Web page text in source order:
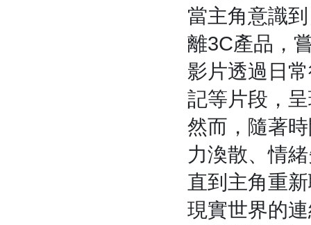
當主角意識
離3C產品，
影片透過日
記等片段，
然而，隨著
力渙散、情
直到主角重
現實世界的